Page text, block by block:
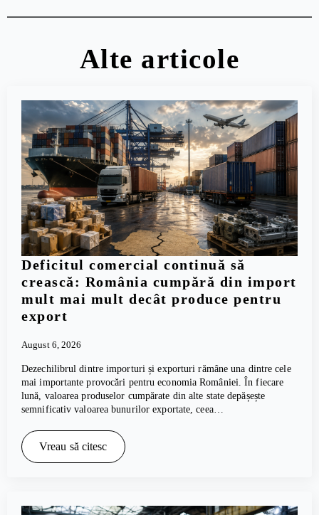
Alte articole
Deficitul comercial continuă să
crească: România cumpără din import
mult mai mult decât produce pentru
export
August 6, 2026
Dezechilibrul dintre importuri și exporturi rămâne una dintre cele
mai importante provocări pentru economia României. În fiecare
lună, valoarea produselor cumpărate din alte state depășește
semnificativ valoarea bunurilor exportate, ceea…
Vreau să citesc